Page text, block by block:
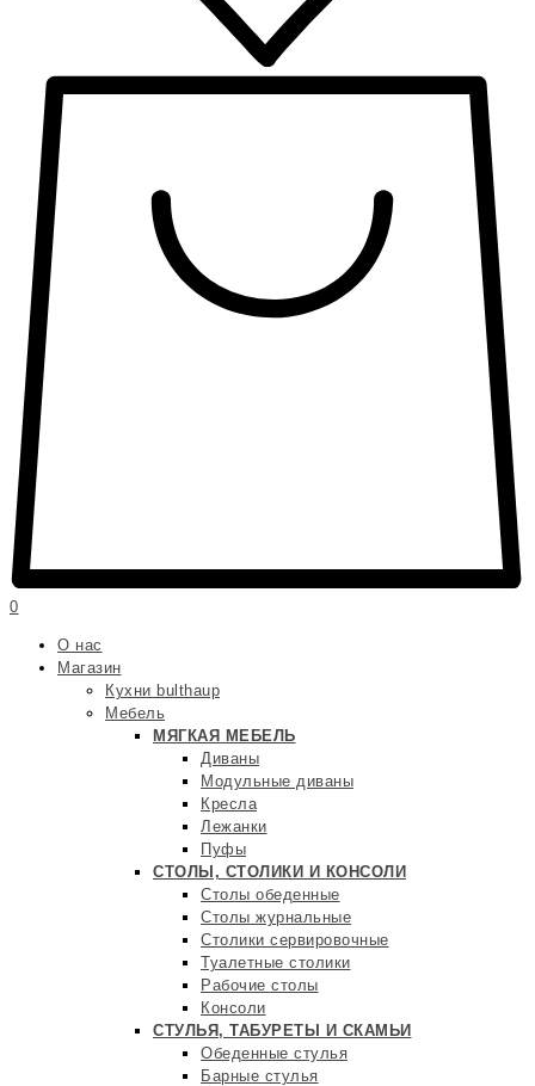
0
О нас
Магазин
Кухни bulthaup
Мебель
МЯГКАЯ МЕБЕЛЬ
Диваны
Модульные диваны
Кресла
Лежанки
Пуфы
СТОЛЫ, СТОЛИКИ И КОНСОЛИ
Столы обеденные
Столы журнальные
Столики сервировочные
Туалетные столики
Рабочие столы
Консоли
СТУЛЬЯ, ТАБУРЕТЫ И СКАМЬИ
Обеденные стулья
Барные стулья